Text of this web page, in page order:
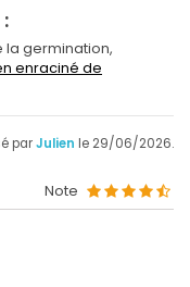
la germination,
enraciné de
parJulien le 29/06/2026.
Note